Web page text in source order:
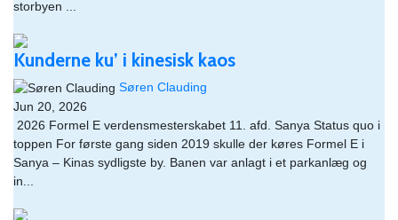
storbyen ...
Kunderne ku’ i kinesisk kaos
Søren Clauding
Jun 20, 2026
​ 2026 Formel E verdensmesterskabet 11. afd. Sanya Status quo i
toppen For første gang siden 2019 skulle der køres Formel E i
Sanya – Kinas sydligste by. Banen var anlagt i et parkanlæg og
in...